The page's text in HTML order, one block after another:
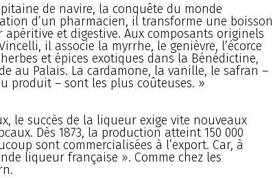
de navire, la conquête du monde
d’un pharmacien, il transforme une boisson
et digestive. Aux composants originels
il associe la myrrhe, le genièvre, l’écorce
et épices exotiques dans la Bénédictine,
au Palais. La cardamone, la vanille, le safran –
produit – sont les plus coûteuses. »
le succès de la liqueur exige vite nouveaux
Dès 1873, la production atteint 150 000
sont commercialisées à l’export. Car, à
liqueur française ». Comme chez les